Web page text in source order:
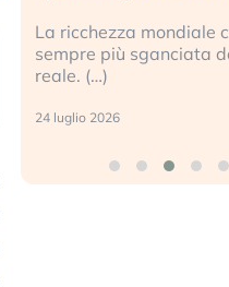
La ricchezza mondiale
sempre più sganciata
reale. (…)
24 luglio 2026